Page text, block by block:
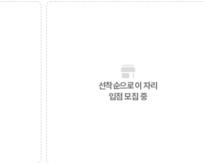
선착순으로 이 자리
입점 모집 중